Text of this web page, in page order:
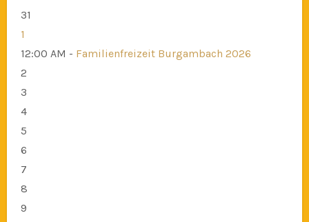
31
1
12:00 AM - Familienfreizeit Burgambach 2026
2
3
4
5
6
7
8
9